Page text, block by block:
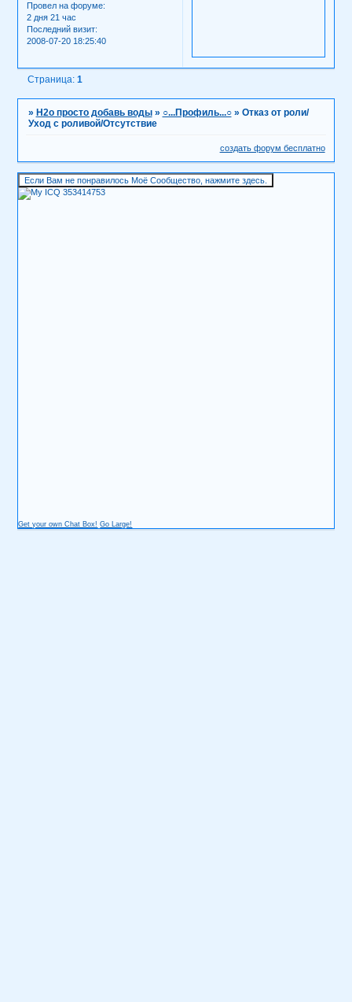
Провел на форуме:
2 дня 21 час
Последний визит:
2008-07-20 18:25:40
Страница: 1
» H2о просто добавь воды » ○...Профиль...○ » Отказ от роли/
Уход с роливой/Отсутствие
создать форум бесплатно
Get your own Chat Box! Go Large!